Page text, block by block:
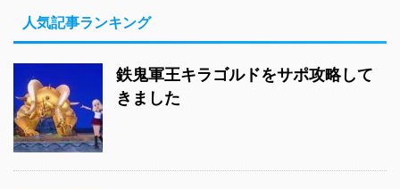
人気記事ランキング
鉄鬼軍王キラゴルドをサポ攻略して
きました